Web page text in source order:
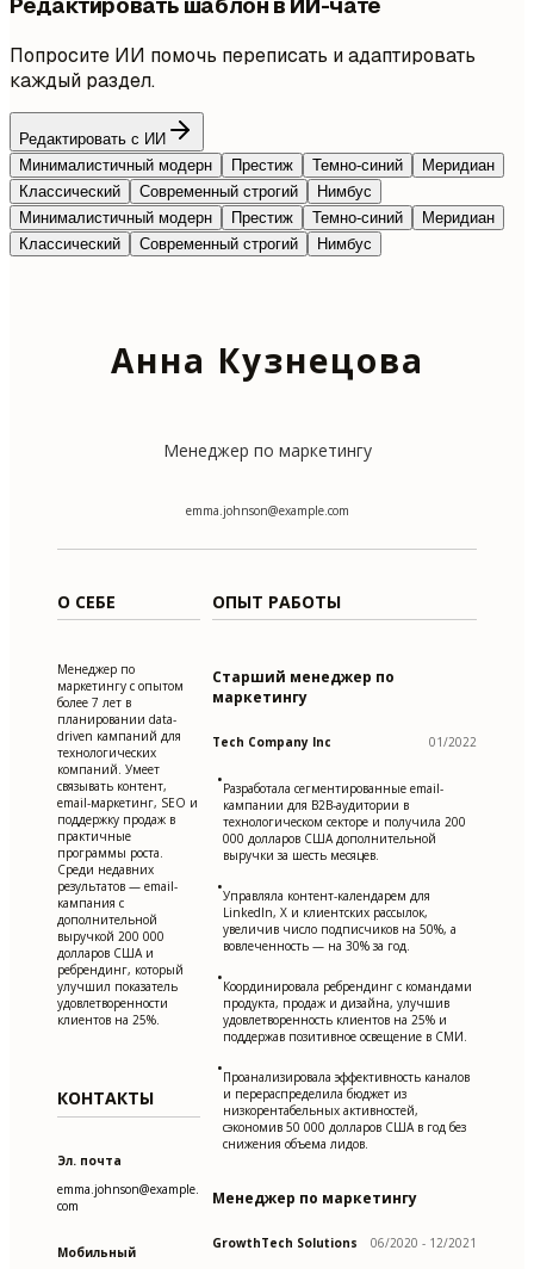
Попросите ИИ помочь переписать и адаптировать
каждый раздел.
Редактировать с ИИ
Минималистичный модерн
Престиж Темно-синий
Меридиан
Классический
Современный строгий
Нимбус
Минималистичный модерн
Престиж Темно-синий
Меридиан
Классический
Современный строгий Нимбус
Анна Кузнецова
Менеджер по маркетингу
emma.johnson@example.com
О СЕБЕ
Менеджер по
маркетингу с опытом
более 7 лет в
планировании data-
driven кампаний для
технологических
компаний. Умеет
связывать контент,
email-маркетинг, SEO и
поддержку продаж в
практичные
программы роста.
Среди недавних
результатов — email-
кампания с
дополнительной
выручкой 200 000
долларов США и
ребрендинг, который
улучшил показатель
удовлетворенности
клиентов на 25%.
КОНТАКТЫ
Эл. почта
emma.johnson@example.
com
Мобильный
ОПЫТ РАБОТЫ
Старший менеджер по
маркетингу
Tech Company Inc 01/2022
•Разработала сегментированные email-
кампании для B2B-аудитории в
технологическом секторе и получила 200
000 долларов США дополнительной
выручки за шесть месяцев.
•Управляла контент-календарем для
LinkedIn, X и клиентских рассылок,
увеличив число подписчиков на 50%, а
вовлеченность — на 30% за год.
•Координировала ребрендинг с командами
продукта, продаж и дизайна, улучшив
удовлетворенность клиентов на 25% и
поддержав позитивное освещение в СМИ.
•Проанализировала эффективность каналов
и перераспределила бюджет из
низкорентабельных активностей,
сэкономив 50 000 долларов США в год без
снижения объема лидов.
Менеджер по маркетингу
GrowthTech Solutions 06/2020 - 12/2021